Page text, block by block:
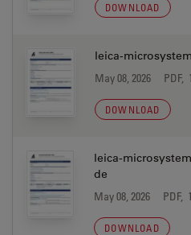
DOWNLOAD
leica-
May 08, 2026 PDF,
DOWNLOAD
leica-
de
May 08, 2026 PDF,
DOWNLOAD